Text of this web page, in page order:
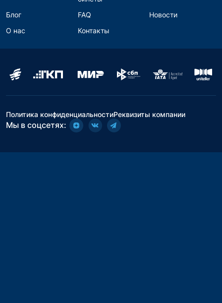
Блог FAQ
Новости
О нас
Контакты
Политика конфиденциальностиРеквизиты компании
Мы в соцсетях: